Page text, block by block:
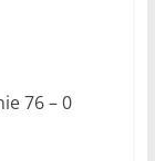
76 – 0